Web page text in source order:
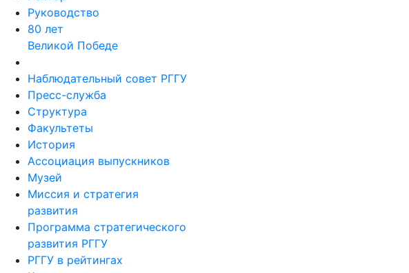
Руководство
80 лет
Великой Победе
Наблюдательный совет РГГУ
Пресс-служба
Структура
Факультеты
История
Ассоциация выпускников
Музей
Миссия и стратегия
развития
Программа стратегического
развития РГГУ
РГГУ в рейтингах